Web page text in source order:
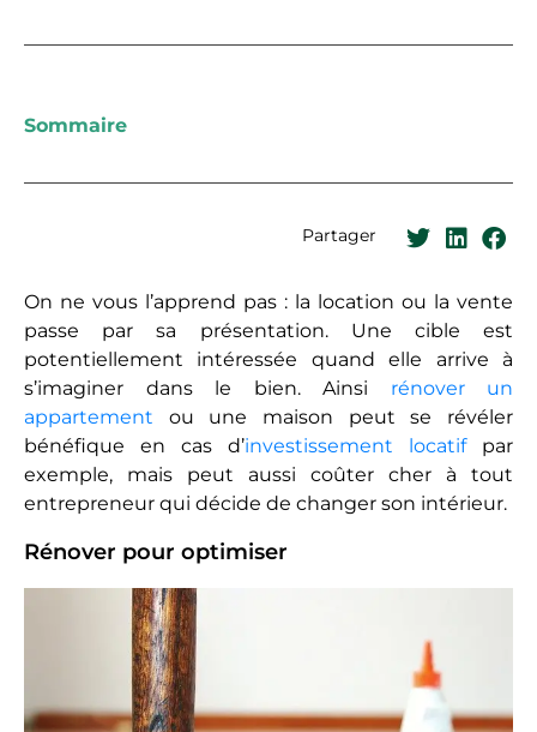
Sommaire
Partager
On ne vous l’apprend pas : la location ou la vente
passe par sa présentation. Une cible est
potentiellement intéressée quand elle arrive à
s’imaginer dans le bien. Ainsi rénover un
appartement ou une maison peut se révéler
bénéfique en cas d’investissement locatifpar
exemple, mais peut aussi coûter cher à tout
entrepreneur qui décide de changer son intérieur.
Rénover pour optimiser